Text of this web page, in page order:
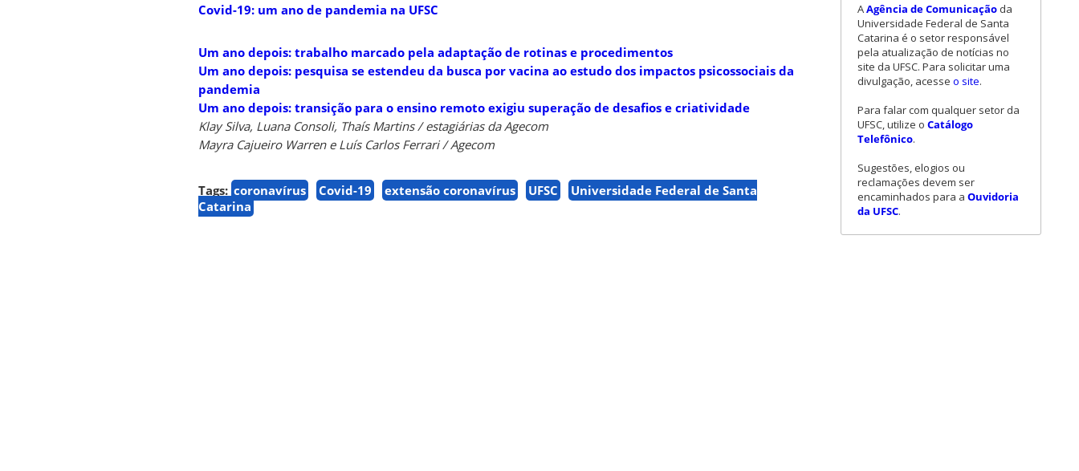
Covid-19: um ano de pandemia na UFSC
Um ano depois: trabalho marcado pela adaptação de rotinas e procedimentos
Um ano depois: pesquisa se estendeu da busca por vacina ao estudo dos impactos psicossociais da
pandemia
Um ano depois: transição para o ensino remoto exigiu superação de desafios e criatividade
Klay Silva, Luana Consoli, Thaís Martins / estagiárias da Agecom
Mayra Cajueiro Warren e Luís Carlos Ferrari / Agecom
Tags: coronavírus Covid-19 extensão coronavírus UFSC
Universidade Federal de Santa
Catarina
AAgência de Comunicação da
Universidade Federal de Santa
Catarina é o setor responsável
pela atualização de notícias no
site da UFSC. Para solicitar uma
divulgação, acesse o site.
Para falar com qualquer setor da
UFSC, utilize o Catálogo
Telefônico.
Sugestões, elogios ou
reclamações devem ser
encaminhados para a Ouvidoria
da UFSC.